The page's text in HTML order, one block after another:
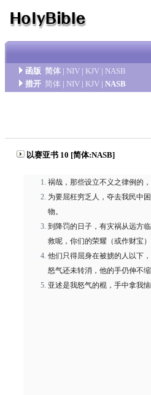
函版 简体 | NIV | KJV | NASB
措开 简体 | NIV | KJV | NASB
以赛亚书 10 [简体:NASB]
祸哉，那些设立不义之律例的
为要屈枉穷乏人，夺去我民中
物。
到降罚的日子，有灾祸从远方
救呢，你们的荣耀（或作财宝）
他们只得屈身在被掳的人以下
怒气还未转消，他的手仍伸不缩
亚述是我怒气的棍，手中拿我恼